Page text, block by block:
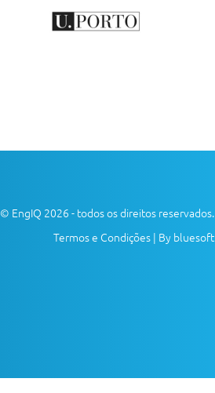
© EngIQ 2026 - todos os direitos reservados.
Termos e Condições
By bluesoft